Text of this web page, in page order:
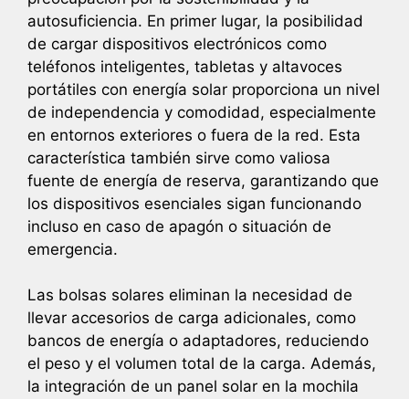
autosuficiencia. En primer lugar, la posibilidad
de cargar dispositivos electrónicos como
teléfonos inteligentes, tabletas y altavoces
portátiles con energía solar proporciona un nivel
de independencia y comodidad, especialmente
en entornos exteriores o fuera de la red. Esta
característica también sirve como valiosa
fuente de energía de reserva, garantizando que
los dispositivos esenciales sigan funcionando
incluso en caso de apagón o situación de
emergencia.
Las bolsas solares eliminan la necesidad de
llevar accesorios de carga adicionales, como
bancos de energía o adaptadores, reduciendo
el peso y el volumen total de la carga. Además,
la integración de un panel solar en la mochila